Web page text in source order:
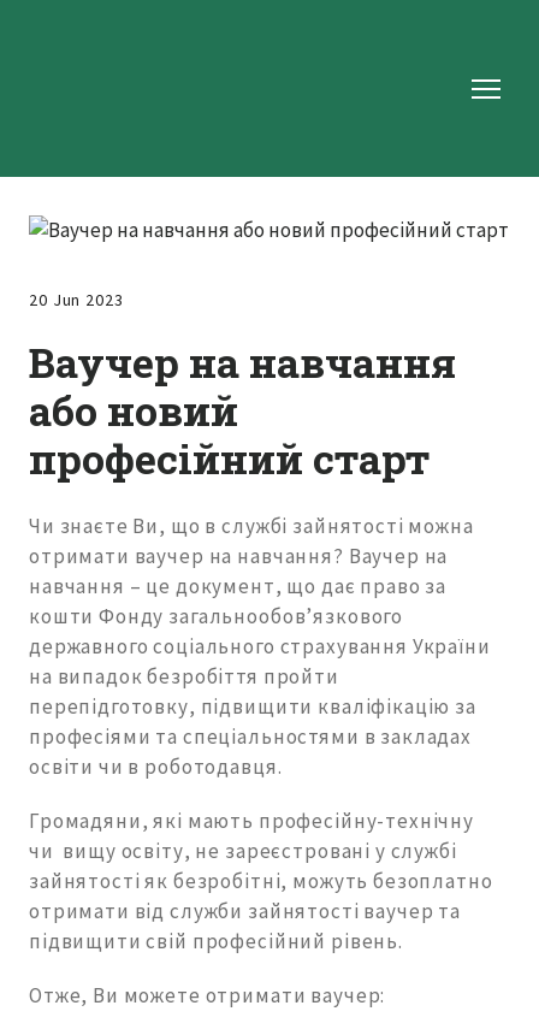
20 Jun 2023
Ваучер на навчання
або новий
професійний старт
Чи знаєте Ви, що в службі зайнятості можна
отримати ваучер на навчання? Ваучер на
навчання – це документ, що дає право за
кошти Фонду загальнообов’язкового
державного соціального страхування України
на випадок безробіття пройти
перепідготовку, підвищити кваліфікацію за
професіями та спеціальностями в закладах
освіти чи в роботодавця.
Громадяни, які мають професійну-технічну
чи вищу освіту, не зареєстровані у службі
зайнятості як безробітні, можуть безоплатно
отримати від служби зайнятості ваучер та
підвищити свій професійний рівень.
Отже, Ви можете отримати ваучер: